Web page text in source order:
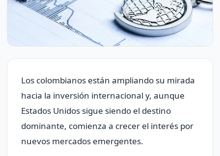
Los colombianos están ampliando su mirada
hacia la inversión internacional y, aunque
Estados Unidos sigue siendo el destino
dominante, comienza a crecer el interés por
nuevos mercados emergentes.